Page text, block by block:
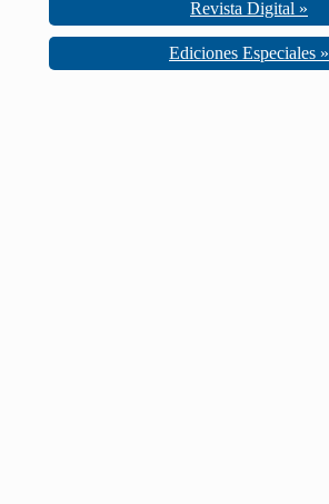
Revista Digital »
Ediciones Especiales »